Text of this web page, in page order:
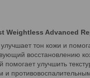
Weightless Advanced
тон кожи и
восстановлению
улучшить
и